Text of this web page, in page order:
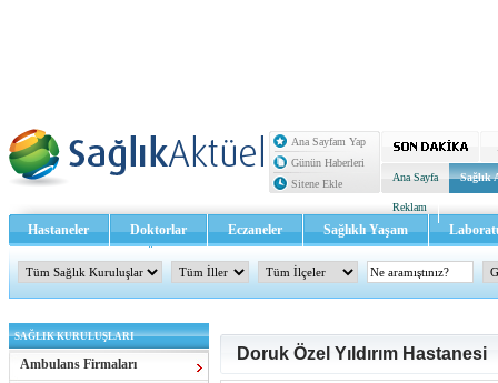
Ana Sayfam Yap
Günün Haberleri
Sitene Ekle
Ana Sayfa Sağlık
Reklam
Hastaneler Doktorlar Eczaneler Sağlıklı Yaşam
Sağlık TV - Video İletişim
SAĞLIK KURULUŞLARI
Ambulans Firmaları
Doruk Özel Yıldırım Hastanesi